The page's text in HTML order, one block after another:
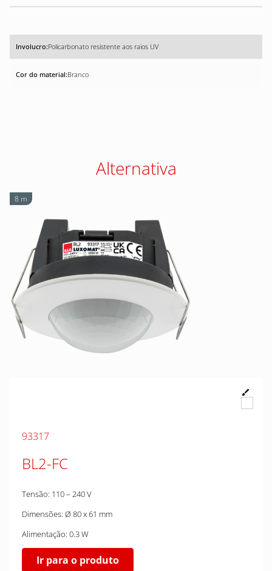
Policarbonato resistente aos raios UV
Branco
Alternativa
8 m
93317
BL2-FC
Tensão: 110 – 240 V
Dimensões: Ø 80 x 61 mm
Alimentação: 0.3 W
Ir para o produto